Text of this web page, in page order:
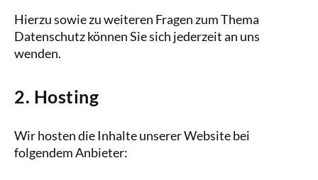
Hierzu sowie zu weiteren Fragen zum Thema
Datenschutz können Sie sich jederzeit an uns
wenden.
2. Hosting
Wir hosten die Inhalte unserer Website bei
folgendem Anbieter: